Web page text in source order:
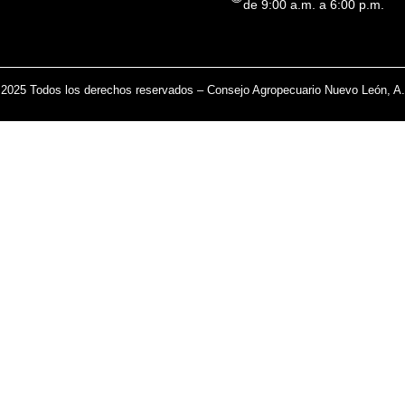
de 9:00 a.m. a 6:00 p.m.
Todos los derechos reservados – Consejo Agropecuario Nuevo León,